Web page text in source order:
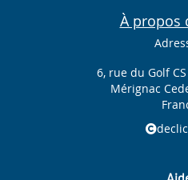
À propos
6, rue du Golf
Mérignac